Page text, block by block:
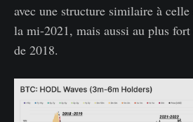
avec une structure similaire à
la mi-2021, mais aussi au plus
de 2018.